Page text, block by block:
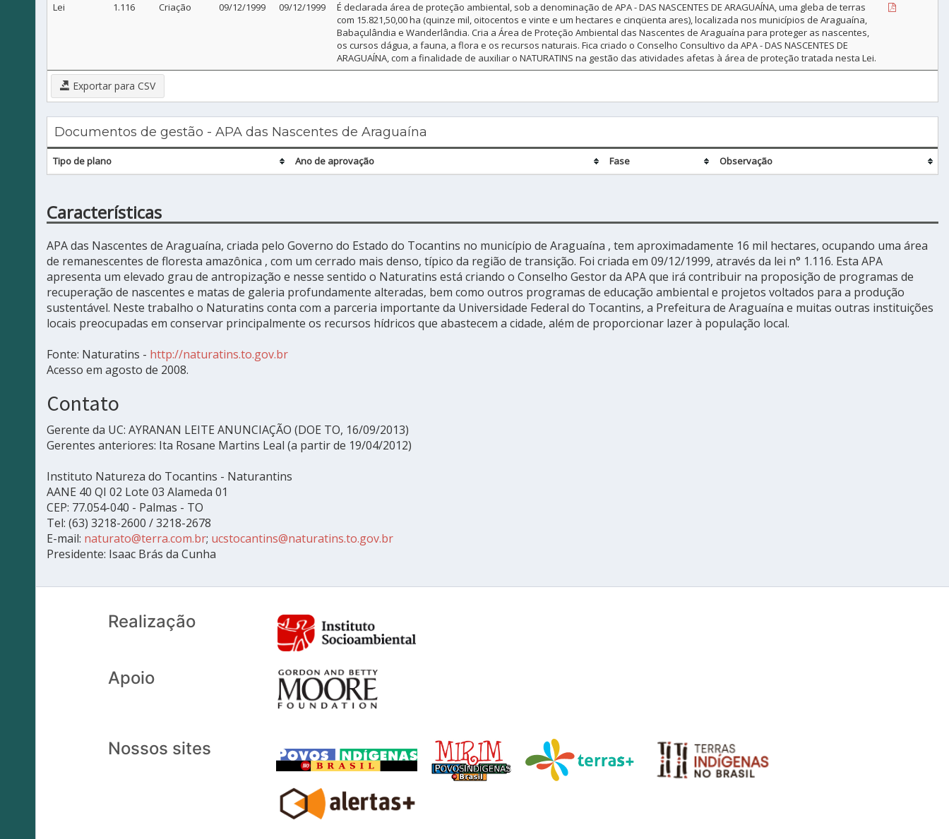
Lei
1.116 Criação 09/12/1999 09/12/1999
É declarada área de proteção ambiental, sob a denominação de APA - DAS NASCENTES DE ARAGUAÍNA, uma gleba de terras
com 15.821,50,00 ha (quinze mil, oitocentos e vinte e um hectares e cinqüenta ares), localizada nos municípios de Araguaína,
Babaçulândia e Wanderlândia. Cria a Área de Proteção Ambiental das Nascentes de Araguaína para proteger as nascentes,
os cursos dágua, a fauna, a flora e os recursos naturais. Fica criado o Conselho Consultivo da APA - DAS NASCENTES DE
ARAGUAÍNA, com a finalidade de auxiliar o NATURATINS na gestão das atividades afetas à área de proteção tratada nesta Lei.
Exportar para CSV
Documentos de gestão - APA das Nascentes de Araguaína
Tipo de plano Ano de aprovação Fase Observação
Características
APA das Nascentes de Araguaína, criada pelo Governo do Estado do Tocantins no município de Araguaína , tem aproximadamente 16 mil hectares, ocupando uma área
de remanescentes de floresta amazônica , com um cerrado mais denso, típico da região de transição. Foi criada em 09/12/1999, através da lei n° 1.116. Esta APA
apresenta um elevado grau de antropização e nesse sentido o Naturatins está criando o Conselho Gestor da APA que irá contribuir na proposição de programas de
recuperação de nascentes e matas de galeria profundamente alteradas, bem como outros programas de educação ambiental e projetos voltados para a produção
sustentável. Neste trabalho o Naturatins conta com a parceria importante da Universidade Federal do Tocantins, a Prefeitura de Araguaína e muitas outras instituições
locais preocupadas em conservar principalmente os recursos hídricos que abastecem a cidade, além de proporcionar lazer à população local.
Fonte: Naturatins - http://naturatins.to.gov.br
Acesso em agosto de 2008.
Contato
Gerente da UC: AYRANAN LEITE ANUNCIAÇÃO (DOE TO, 16/09/2013)
Gerentes anteriores: Ita Rosane Martins Leal (a partir de 19/04/2012)
Instituto Natureza do Tocantins - Naturantins
AANE 40 QI 02 Lote 03 Alameda 01
CEP: 77.054-040 - Palmas - TO
Tel: (63) 3218-2600 / 3218-2678
E-mail: naturato@terra.com.br; ucstocantins@naturatins.to.gov.br
Presidente: Isaac Brás da Cunha